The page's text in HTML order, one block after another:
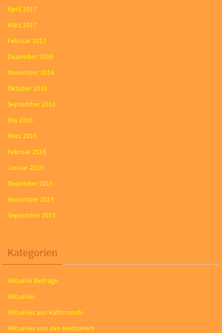
April 2017
März 2017
Februar 2017
Dezember 2016
November 2016
Oktober 2016
September 2016
Mai 2016
März 2016
Februar 2016
Januar 2016
Dezember 2015
November 2015
September 2015
Kategorien
Aktuelle Beiträge
Aktuelles
Aktuelles aus Kathmandu
Aktuelles von den Medizinern